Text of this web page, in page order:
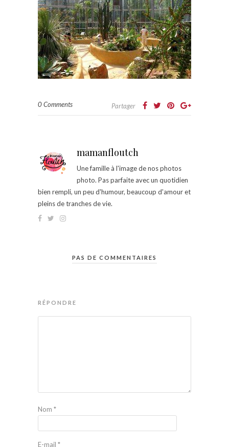
0 Comments Partager
mamanfloutch
Une famille à l'image de nos photos
photo. Pas parfaite avec un quotidien
bien rempli, un peu d'humour, beaucoup d'amour et
pleins de tranches de vie.
PAS DE COMMENTAIRES
RÉPONDRE
Nom *
E-mail *